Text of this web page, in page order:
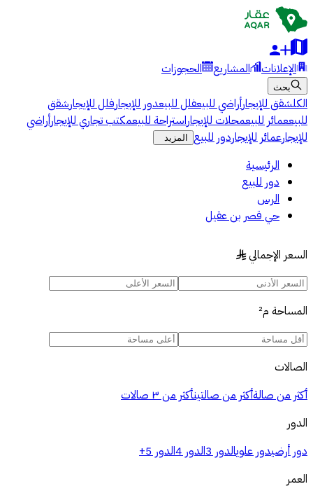
الإعلانات المشاريع الحجوزات
بحث
الكلشقق للإيجارأراضي للبيعفلل للبيعدور للإيجارفلل للإيجارشقق
للبيععمائر للبيعمحلات للإيجاراستراحة للبيعمكتب تجاري للإيجارأراضي
للإيجارعمائر للإيجاردور للبيع المزيد
الرئيسية
دور للبيع
الرس
حي قصر بن عقيل
السعر الإجمالي §
المساحة م²
الصالات
أكثر من صالةأكثر من صالتينأكثر من ٣ صالات
الدور
دور أرضيدور علويالدور 3 الدور 4 الدور 5+
العمر